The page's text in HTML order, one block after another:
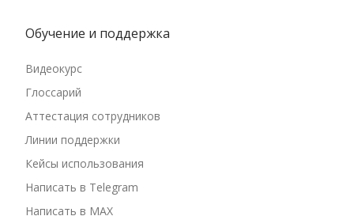
Обучение и поддержка
Видеокурс
Глоссарий
Аттестация сотрудников
Линии поддержки
Кейсы использования
Написать в Telegram
Написать в MAX